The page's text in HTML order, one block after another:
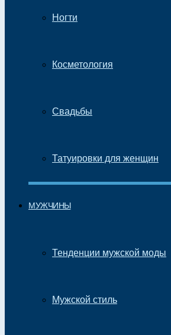
Ногти
Косметология
Свадьбы
Татуировки для женщин
МУЖЧИНЫ
Тенденции мужской моды
Мужской стиль